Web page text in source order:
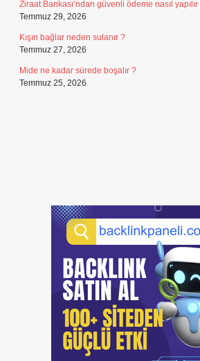
Ziraat Bankası’ndan güvenli ödeme nasıl yapılır
Temmuz 29, 2026
Kışın bağlar neden sulanır ?
Temmuz 27, 2026
Mide ne kadar sürede boşalır ?
Temmuz 25, 2026